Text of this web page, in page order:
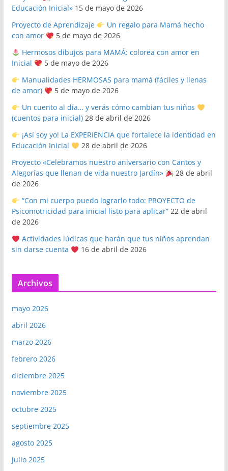
Educación Inicial» 15 de mayo de 2026
Proyecto de Aprendizaje
Un regalo para Mamá hecho
con amor
5 de mayo de 2026
Hermosos dibujos para MAMÁ: colorea con amor en
Inicial
5 de mayo de 2026
Manualidades HERMOSAS para mamá (fáciles y llenas
de amor)
5 de mayo de 2026
Un cuento al día… y verás cómo cambian tus niños
(cuentos para inicial) 28 de abril de 2026
¡Así soy yo! La EXPERIENCIA que fortalece la identidad en
Educación Inicial
28 de abril de 2026
Proyecto «Celebramos nuestro aniversario con Cantos y
Alegorías que llenan de vida nuestro Jardín»
28 de abril
de 2026
“Con mi cuerpo puedo lograrlo todo: PROYECTO de
Psicomotricidad para inicial listo para aplicar” 22 de abril
de 2026
Actividades lúdicas que harán que tus niños aprendan
sin darse cuenta
16 de abril de 2026
Archivos
mayo 2026
abril 2026
marzo 2026
febrero 2026
diciembre 2025
noviembre 2025
octubre 2025
septiembre 2025
agosto 2025
julio 2025